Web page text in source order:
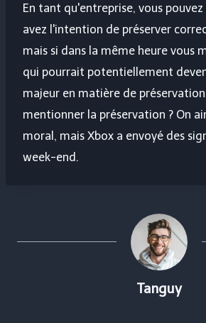
En tant qu'entreprise, vous
avez l'intention de préserver
mais si dans la même heure vous
qui pourrait potentiellement
majeur en matière de
mentionner la préservation ? On
moral, mais Xbox a envoyé des
week-end.
Tanguy